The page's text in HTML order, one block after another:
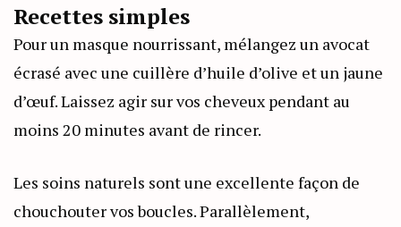
Recettes simples
Pour un masque nourrissant, mélangez un avocat
écrasé avec une cuillère d’huile d’olive et un jaune
d’œuf. Laissez agir sur vos cheveux pendant au
moins 20 minutes avant de rincer.
Les soins naturels sont une excellente façon de
chouchouter vos boucles. Parallèlement,